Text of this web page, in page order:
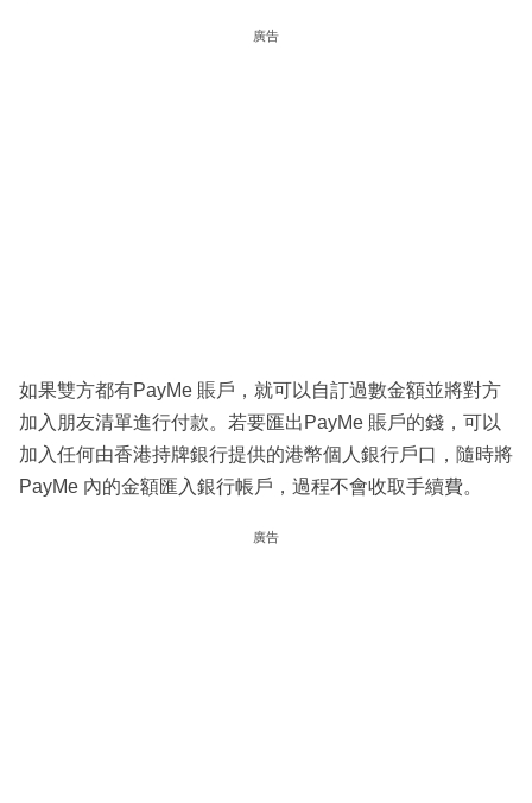
廣告
如果雙方都有PayMe 賬戶，就可以自訂過數金額並將對方
加入朋友清單進行付款。若要匯出PayMe 賬戶的錢，可以
加入任何由香港持牌銀行提供的港幣個人銀行戶口，隨時將
PayMe 內的金額匯入銀行帳戶，過程不會收取手續費。
廣告